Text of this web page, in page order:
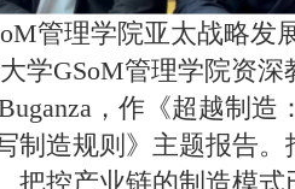
管理学院亚太战略发
学GSoM管理学院资深
，作《超越制
造规则》主题报告。
把控产业链的制造模